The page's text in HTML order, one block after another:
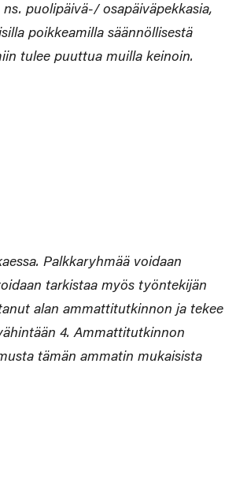
puolipäivä-/ osapäiväpekkasia,
poikkeamilla säännöllisestä
tulee puuttua muilla keinoin.
Palkkaryhmää voidaan
tarkistaa myös työntekijän
alan ammattitutkinnon ja tekee
4. Ammattitutkinnon
tämän ammatin mukaisista